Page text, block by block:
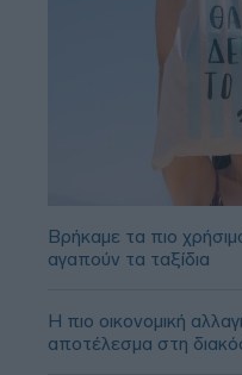
Βρήκαμε τα πιο
αγαπούν τα ταξίδια
Η πιο οικονομική
αποτέλεσμα στη